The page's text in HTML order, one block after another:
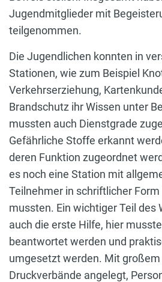
Jugendmitglieder mit
teilgenommen.
Die Jugendlichen konnten in
Stationen, wie zum Beispiel
Verkehrserziehung,
Brandschutz ihr Wissen unter
mussten auch Dienstgrade
Gefährliche Stoffe erkannt
deren Funktion zugeordnet
es noch eine Station mit
Teilnehmer in schriftlicher
mussten. Ein wichtiger Teil des
auch die erste Hilfe, hier
beantwortet werden und
umgesetzt werden. Mit großem
Druckverbände angelegt,